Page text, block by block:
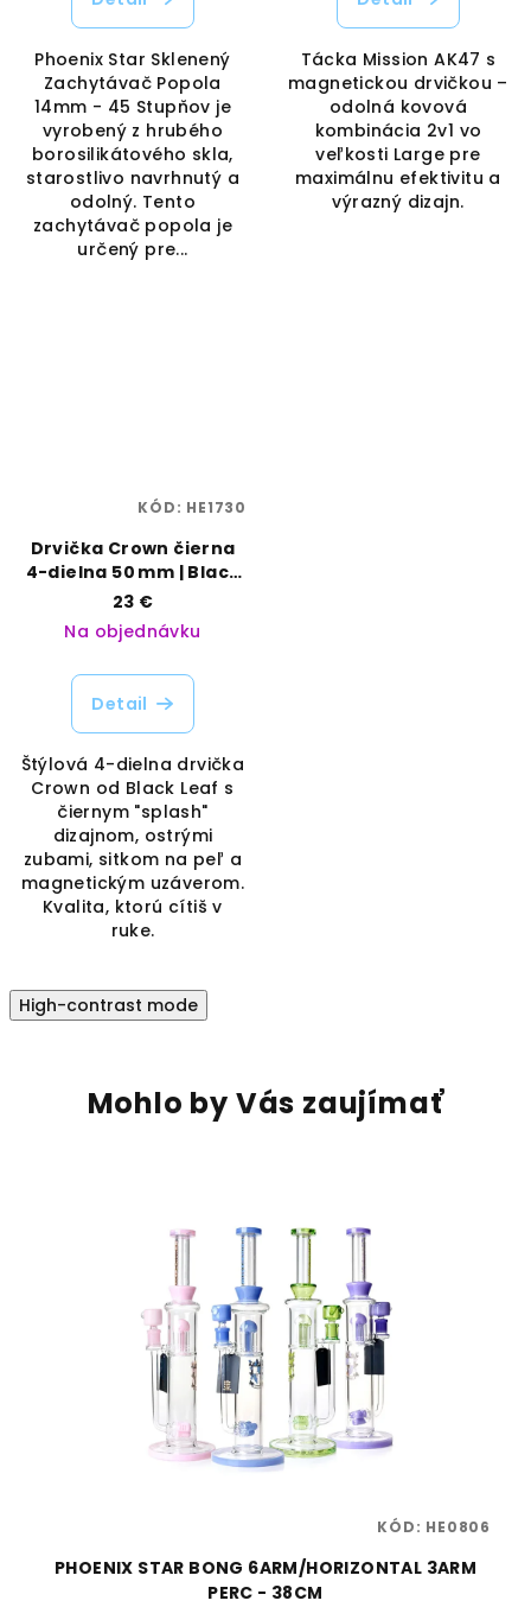
Phoenix Star Sklenený
Zachytávač Popola
14mm - 45 Stupňov je
vyrobený z hrubého
borosilikátového skla,
starostlivo navrhnutý a
odolný. Tento
zachytávač popola je
určený pre...
Tácka Mission AK47 s
magnetickou drvičkou –
odolná kovová
kombinácia 2v1 vo
veľkosti Large pre
maximálnu efektivitu a
výrazný dizajn.
Drvička Crown čierna
4-dielna 50 mm | Black
Leaf | Vaporama
23 €
Na objednávku
Detail
Štýlová 4-dielna drvička
Crown od Black Leaf s
čiernym "splash"
dizajnom, ostrými
zubami, sitkom na peľ a
magnetickým uzáverom.
Kvalita, ktorú cítiš v
ruke.
KÓD: HE1730
High-contrast mode
Mohlo by Vás zaujímať
PHOENIX STAR BONG 6ARM/HORIZONTAL 3ARM
PERC - 38CM
KÓD: HE0806